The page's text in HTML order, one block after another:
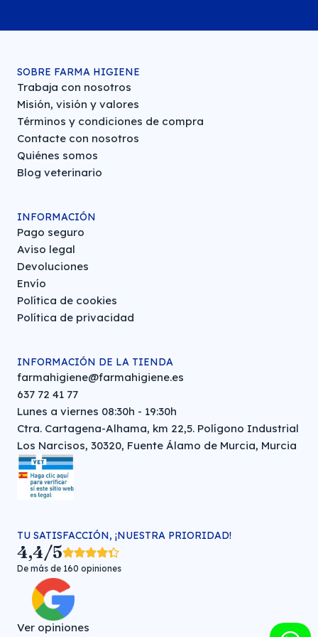
SOBRE FARMA HIGIENE
Trabaja con nosotros
Misión, visión y valores
Términos y condiciones de compra
Contacte con nosotros
Quiénes somos
Blog veterinario
INFORMACIÓN
Pago seguro
Aviso legal
Devoluciones
Envío
Política de cookies
Política de privacidad
INFORMACIÓN DE LA TIENDA
farmahigiene@farmahigiene.es
637 72 41 77
Lunes a viernes 08:30h - 19:30h
Ctra. Cartagena-Alhama, km 22,5. Polígono Industrial
Los Narcisos, 30320, Fuente Álamo de Murcia, Murcia
TU SATISFACCIÓN, ¡NUESTRA PRIORIDAD!
4,4/5
De más de 160 opiniones
Ver opiniones